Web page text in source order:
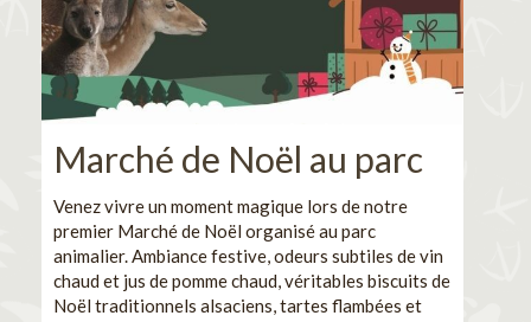
Marché de Noël au parc
Venez vivre un moment magique lors de notre
premier Marché de Noël organisé au parc
animalier. Ambiance festive, odeurs subtiles de vin
chaud et jus de pomme chaud, véritables biscuits de
Noël traditionnels alsaciens, tartes flambées et